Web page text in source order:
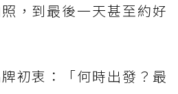
，到最後一天甚至約好
初衷：「何時出發？最